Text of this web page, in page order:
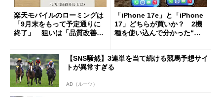
楽天モバイルのローミングは
「9月末をもって予定通りに
終了」 狙いは「品質改善」
も
「iPhone 17e」と「iPhone
17」どちらが買いか？ 2機
種を使い込んで分かった“ス
【SNS騒然】3連単を当て続ける競馬予想サイ
トが異常すぎる
AD（ルーツ）